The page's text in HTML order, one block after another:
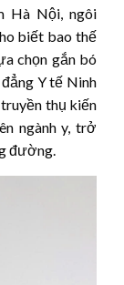
Hà Nội, ngôi
biết bao thế
chọn gắn bó
Y tế Ninh
thụ kiến
ngành y, trở
đường.